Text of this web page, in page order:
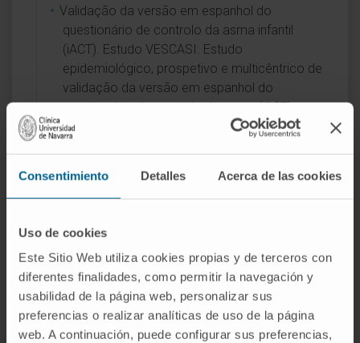
Consentimiento Detalles Acerca de las cookies
Uso de cookies
Este Sitio Web utiliza cookies propias y de terceros con
diferentes finalidades, como permitir la navegación y
usabilidad de la página web, personalizar sus
preferencias o realizar analíticas de uso de la página
web. A continuación, puede configurar sus preferencias,
Validação da versão em espanhol do
questionário de controlo da asma infantil
(iACT). Estudo VESCASI. Estudo
epidemiológico, prospetivo e multicêntrico de
validação da versão em espanhol do
questionário de controlo da asma (iACT), em
crianças dos 4 aos 11 anos, a nível nacional.
diagnóstica de amostras obtidas por
aspirado gástrico vs esputo induzido na
Fernando Echávarri Olavarría.
Promotora: Dra. Marta Ruiz Jiménez (Hospital
de Getafe). Estudo aprovado pelo CEIC do
Hospital Universitário de Getafe e pelo CEIC
do HUF Alcorcón.
Ablynx NV Protocol Number ALX0171-C104 A